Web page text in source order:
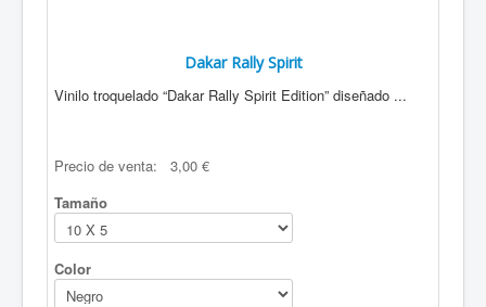
Dakar Rally Spirit
Vinilo troquelado “Dakar Rally Spirit Edition” diseñado ...
Precio de venta:
3,00 €
Tamaño
Color